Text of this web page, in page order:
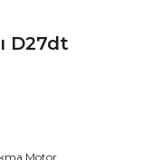
D27dt
Motor